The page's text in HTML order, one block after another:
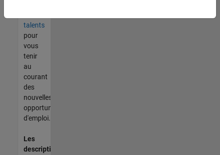
talents
pour
vous
tenir
au
courant
des
nouvelles
opportunités
d'emploi.
Les
descriptions